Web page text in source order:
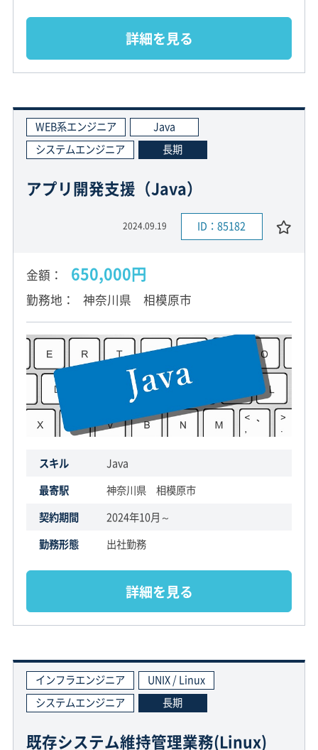
詳細を見る
WEB系エンジニア
Java
システムエンジニア
長期
アプリ開発支援（Java）
2024.09.19 ID：85182
金額 650,000円
勤務地 神奈川県 相模原市
スキル
Java
最寄駅
神奈川県 相模原市
契約期間
2024年10月～
勤務形態
出社勤務
詳細を見る
インフラエンジニア
UNIX / Linux
システムエンジニア
長期
既存システム維持管理業務(Linux)